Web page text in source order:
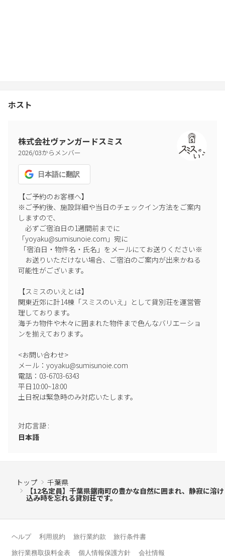
・ペットグッズは置いていません。
・ペットだけのお留守番は禁止です。
・ペットの怪我、脱走の責任は負いかねます。
・ヒート、トイトレ中はマナーパンツ/ベルトの着用をお願いいた
します。
糞尿は必ず処理をお願いいたします。
・衛生上の観点より、ペットの浴室利用やベッド/お布団の使用は
ご遠慮ください。
・粗相をした場合は、チェックアウト時に必ずご申告ください。
・あしを拭いてからご入室ください。
ホスト
株式会社ヴァンガードスミス
2026/03からメンバー
日本語に翻訳
【ご予約のお客様へ】
※ご予約後、施設詳細や当日のチェックイン方法をご案内
しますので、
必ずご宿泊日の1週間前までに
「yoyaku@sumisunoie.com」宛に
お送りいただけない場合、ご宿泊のご案内が出来かねる
可能性がございます。
【スミスのいえとは】
関東近郊に計14棟「スミスのいえ」として貸別荘を運営管
理しております。
海チカ物件や木々に囲まれた物件まで色んなバリエーショ
ンを揃えております。
<お問い合わせ>
メール：yoyaku@sumisunoie.com
電話：03-6703-6343
平日10:00~18:00
土日祝は緊急時のみ対応いたします。
対応言語 :
日本語
トップ
千葉県
【12名定員】千葉県鋸南町の豊かな自然に囲まれ、静寂に溶け
込み時を忘れる貸別荘です。
ヘルプ 利用規約 旅行業約款 旅行条件書
旅行業務取扱料金表 個人情報保護方針 会社情報